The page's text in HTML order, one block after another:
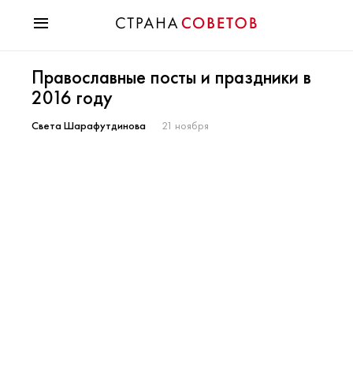
Мода
Звезды
Гороскопы
Православные посты и праздники в
2016 году
Света Шарафутдинова 21 ноября